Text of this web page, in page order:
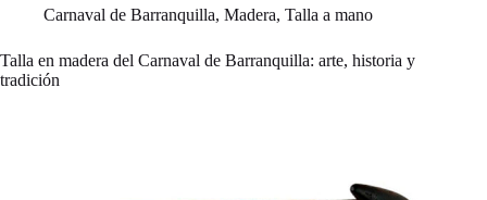
Carnaval de Barranquilla, Madera, Talla a mano
Talla en madera del Carnaval de Barranquilla: arte, historia y
tradición